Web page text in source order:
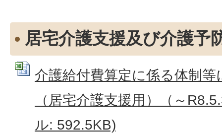
居宅介護支援及び介護予
介護給付費算定に係る体制等
（居宅介護支援用）（～
ル: 592.5KB)